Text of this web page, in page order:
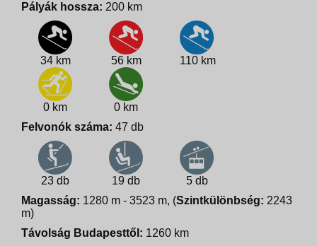
Pályák hossza: 200 km
34 km 56 km 110 km
0 km
0 km
Felvonók száma: 47 db
23 db 19 db
5 db
Magasság: 1280 m - 3523 m, (Szintkülönbség: 2243
m)
Távolság Budapesttől: 1260 km